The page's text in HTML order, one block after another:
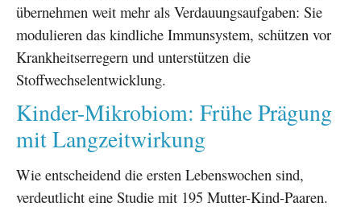
übernehmen weit mehr als Verdauungsaufgaben: Sie
modulieren das kindliche Immunsystem, schützen vor
Krankheitserregern und unterstützen die
Stoffwechselentwicklung.
Kinder-Mikrobiom: Frühe Prägung
mit Langzeitwirkung
Wie entscheidend die ersten Lebenswochen sind,
verdeutlicht eine Studie mit 195 Mutter-Kind-Paaren.